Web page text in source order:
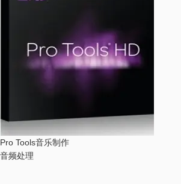
Pro Tools音乐制作
音频处理